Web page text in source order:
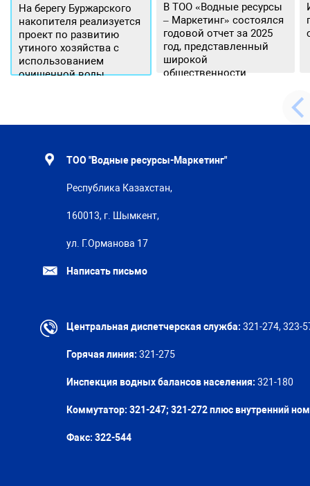
На берегу Буржарского
накопителя реализуется
проект по развитию
утиного хозяйства с
использованием
очищенной воды
В ТОО «Водные ресурсы
– Маркетинг» состоялся
годовой отчет за 2025
год, представленный
широкой
общественности.
ТОО "Водные ресурсы-Маркетинг"
Республика Казахстан,
160013, г. Шымкент,
ул. Г.Орманова 17
Написать письмо
Центральная диспетчерская служба: 321-274, 323-
Горячая линия: 321-275
Инспекция водных балансов населения: 321-180
Коммутатор: 321-247; 321-272 плюс внутренний
Факс: 322-544